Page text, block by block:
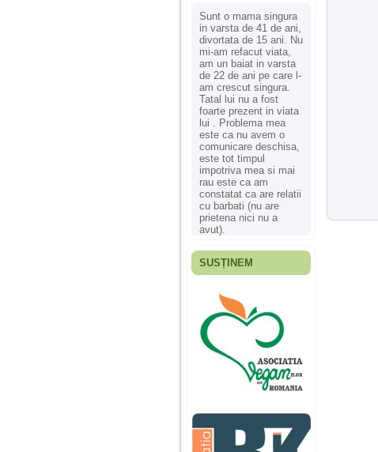
Sunt o mama singura
in varsta de 41 de ani,
divortata de 15 ani. Nu
mi-am refacut viata,
am un baiat in varsta
de 22 de ani pe care l-
am crescut singura.
Tatal lui nu a fost
foarte prezent in viata
lui . Problema mea
este ca nu avem o
comunicare deschisa,
este tot timpul
impotriva mea si mai
rau este ca am
constatat ca are relatii
cu barbati (nu are
prietena nici nu a
avut).
Fiica mea s-a nascut
ani, privind in urma
realizez cat de multe
greseli am facut in
educatia si cresterea
ei, am fost o mama
egoista, preocupata
de implinirea
profesionala, cand ea
era mica am neglijat-
agresiva, orice
greseala era taxata cu
o palma sau pedepse.
SUSȚINEM